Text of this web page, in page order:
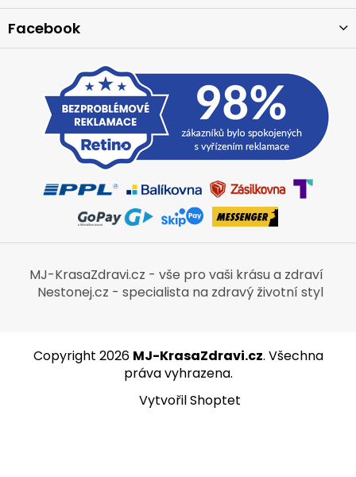
Facebook
MJ-KrasaZdravi.cz - vše pro vaši krásu a zdraví
Nestonej.cz - specialista na zdravý životní styl
Vytvořil Shoptet
Copyright 2026 MJ-KrasaZdravi.cz. Všechna
práva vyhrazena.